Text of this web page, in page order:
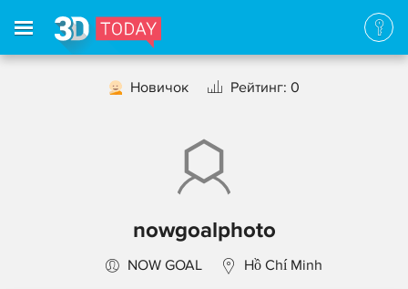
Новичок Рейтинг: 0
nowgoalphoto
NOW GOAL Hồ Chí Minh